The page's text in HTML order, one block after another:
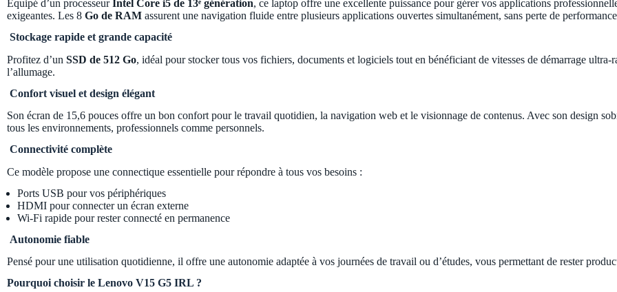
Équipé d’un processeurIntel Core i5 de 13ᵉ génération, ce laptop offre une excellente puissance pour gérer vos applications
exigeantes. Les 8 Go de RAM assurent une navigation fluide entre plusieurs applications ouvertes simultanément, sans perte de
Stockage rapide et grande capacité
Profitez d’un SSD de 512 Go, idéal pour stocker tous vos fichiers, documents et logiciels tout en bénéficiant de vitesses de démarrage
l’allumage.
Confort visuel et design élégant
Son écran de 15,6 pouces offre un bon confort pour le travail quotidien, la navigation web et le visionnage de contenus. Avec son design
tous les environnements, professionnels comme personnels.
Connectivité complète
Ce modèle propose une connectique essentielle pour répondre à tous vos besoins :
Ports USB pour vos périphériques
HDMI pour connecter un écran externe
Wi-Fi rapide pour rester connecté en permanence
Autonomie fiable
Pensé pour une utilisation quotidienne, il offre une autonomie adaptée à vos journées de travail ou d’études, vous permettant de rester
Pourquoi choisir le Lenovo V15 G5 IRL ?